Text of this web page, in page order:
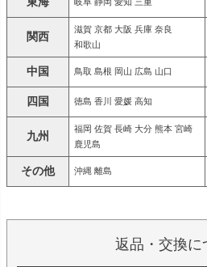
関西
滋賀 京都 大阪 兵庫 奈良
和歌山
中国 鳥取 島根 岡山 広島 山口
四国 徳島 香川 愛媛 高知
九州
福岡 佐賀 長崎 大分 熊本 宮崎
鹿児島
その他 沖縄 離島
返品・交換に